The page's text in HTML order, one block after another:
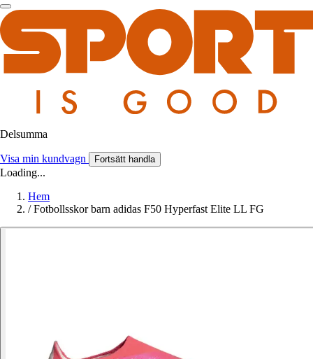
Delsumma
Visa min kundvagn Fortsätt handla
Loading...
Hem
/ Fotbollsskor barn adidas F50 Hyperfast Elite LL FG